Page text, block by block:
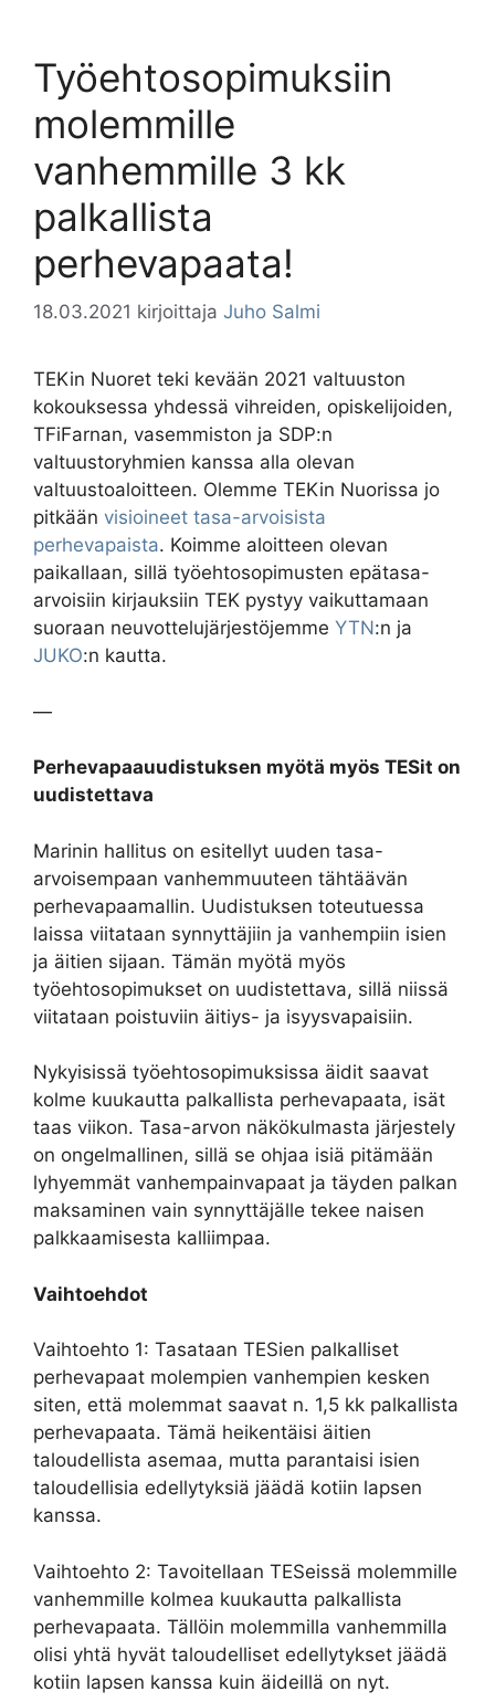
Työehtosopimuksiin
molemmille
vanhemmille 3 kk
palkallista
perhevapaata!
18.03.2021 kirjoittaja Juho Salmi
TEKin Nuoret teki kevään 2021 valtuuston
kokouksessa yhdessä vihreiden, opiskelijoiden,
TFiFarnan, vasemmiston ja SDP:n
valtuustoryhmien kanssa alla olevan
valtuustoaloitteen. Olemme TEKin Nuorissa jo
pitkään visioineet tasa-arvoisista
perhevapaista. Koimme aloitteen olevan
paikallaan, sillä työehtosopimusten epätasa-
arvoisiin kirjauksiin TEK pystyy vaikuttamaan
suoraan neuvottelujärjestöjemme YTN:n ja
JUKO:n kautta.
—
Perhevapaauudistuksen myötä myös TESit on
uudistettava
Marinin hallitus on esitellyt uuden tasa-
arvoisempaan vanhemmuuteen tähtäävän
perhevapaamallin. Uudistuksen toteutuessa
laissa viitataan synnyttäjiin ja vanhempiin isien
ja äitien sijaan. Tämän myötä myös
työehtosopimukset on uudistettava, sillä niissä
viitataan poistuviin äitiys- ja isyysvapaisiin.
Nykyisissä työehtosopimuksissa äidit saavat
kolme kuukautta palkallista perhevapaata, isät
taas viikon. Tasa-arvon näkökulmasta järjestely
on ongelmallinen, sillä se ohjaa isiä pitämään
lyhyemmät vanhempainvapaat ja täyden palkan
maksaminen vain synnyttäjälle tekee naisen
palkkaamisesta kalliimpaa.
Vaihtoehdot
Vaihtoehto 1: Tasataan TESien palkalliset
perhevapaat molempien vanhempien kesken
siten, että molemmat saavat n. 1,5 kk palkallista
perhevapaata. Tämä heikentäisi äitien
taloudellista asemaa, mutta parantaisi isien
taloudellisia edellytyksiä jäädä kotiin lapsen
kanssa.
Vaihtoehto 2: Tavoitellaan TESeissä molemmille
vanhemmille kolmea kuukautta palkallista
perhevapaata. Tällöin molemmilla vanhemmilla
olisi yhtä hyvät taloudelliset edellytykset jäädä
kotiin lapsen kanssa kuin äideillä on nyt.